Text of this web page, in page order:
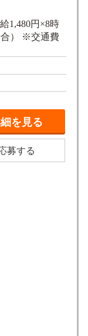
1,480円×8時
合） ※交通費
を見る
募する